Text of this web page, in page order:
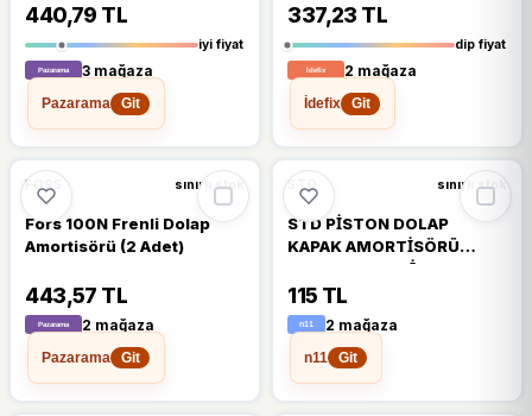
440,79 TL
iyi fiyat
3 mağaza
Pazarama
Git
337,23 TL
dip fiyat
2 mağaza
İdefix
Git
%5
FORS sınırlı stok
Fors 100N Frenli Dolap
Amortisörü (2 Adet)
443,57 TL
2 mağaza
Pazarama
Git
%33 %33 DÜŞTÜ
STD sınırlı stok
STD PİSTON DOLAP
KAPAK AMORTİSÖRÜ
GAZLI KAPAK PİSTONU
100N
115 TL
2 mağaza
n11
Git